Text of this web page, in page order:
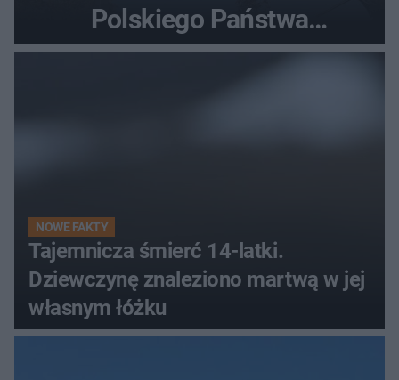
Polskiego Państwa
Podziemnego. Dziś zna je
każdy pielgrzym
NOWE FAKTY
Tajemnicza śmierć 14-latki.
Dziewczynę znaleziono martwą w jej
własnym łóżku